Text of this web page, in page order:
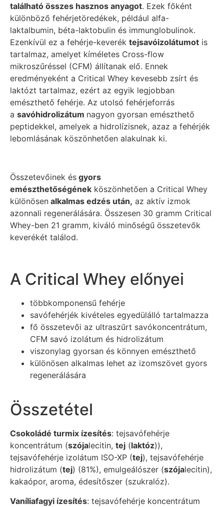
található összes hasznos anyagot. Ezek főként
különböző fehérjetöredékek, például alfa-
laktalbumin, béta-laktobulin és immunglobulinok.
Ezenkívül ez a fehérje-keverék tejsavóizolátumot is
tartalmaz, amelyet kíméletes Cross-flow
mikroszűréssel (CFM) állítanak elő. Ennek
eredményeként a Critical Whey kevesebb zsírt és
laktózt tartalmaz, ezért az egyik legjobban
emészthető fehérje. Az utolsó fehérjeforrás
a savóhidrolizátum nagyon gyorsan emészthető
peptidekkel, amelyek a hidrolízisnek, azaz a fehérjék
lebomlásának köszönhetően alakulnak ki.
Összetevőinek és gyors
emészthetőségének köszönhetően a Critical Whey
különösen alkalmas edzés után, az aktív izmok
azonnali regenerálására. Összesen 30 gramm Critical
Whey-ben 21 gramm, kiváló minőségű összetevők
keverékét találod.
A Critical Whey előnyei
többkomponensű fehérje
savófehérjék kivételes egyedülálló tartalmazza
fő összetevői az ultraszűrt savókoncentrátum,
CFM savó izolátum és hidrolizátum
viszonylag gyorsan és könnyen emészthető
különösen alkalmas lehet az izomszövet gyors
regenerálására
Összetétel
Csokoládé turmix ízesítés: tejsavófehérje
koncentrátum (szójalecitin, tej (laktóz)),
tejsavófehérje izolátum ISO-XP (tej), tejsavófehérje
hidrolizátum (tej) (81%), emulgeálószer (szójalecitin),
kakaópor, aroma, édesítőszer (szukralóz).
Vaníliafagyi ízesítés: tejsavófehérje koncentrátum